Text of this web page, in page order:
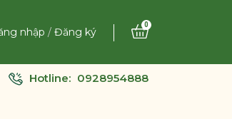
nhập / Đăng ký
0
Hotline: 0928954888